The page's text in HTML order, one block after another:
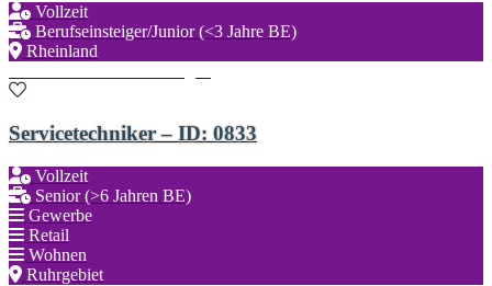
Vollzeit
Berufseinsteiger/Junior (<3 Jahre BE)
Rheinland
Servicetechniker – ID: 0833
Vollzeit
Senior (>6 Jahren BE)
Gewerbe
Retail
Wohnen
Ruhrgebiet